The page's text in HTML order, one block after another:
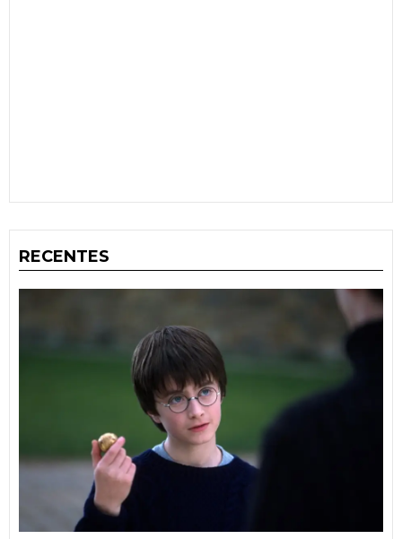
RECENTES